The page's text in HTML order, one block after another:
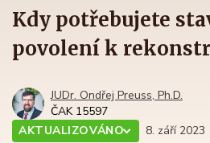
Kdy potřebujete
povolení k
JUDr. Ondřej Preuss, Ph.D.
ČAK 15597
AKTUALIZOVÁNO
8. září 2023